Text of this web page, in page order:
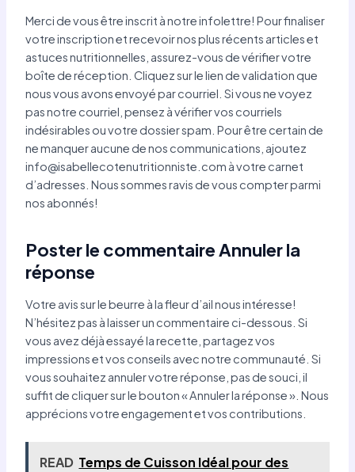
Merci de vous être inscrit à notre infolettre! Pour finaliser
votre inscription et recevoir nos plus récents articles et
astuces nutritionnelles, assurez-vous de vérifier votre
boîte de réception. Cliquez sur le lien de validation que
nous vous avons envoyé par courriel. Si vous ne voyez
pas notre courriel, pensez à vérifier vos courriels
indésirables ou votre dossier spam. Pour être certain de
ne manquer aucune de nos communications, ajoutez
info@isabellecotenutritionniste.com à votre carnet
d’adresses. Nous sommes ravis de vous compter parmi
nos abonnés!
Poster le commentaire Annuler la
réponse
Votre avis sur le beurre à la fleur d’ail nous intéresse!
N’hésitez pas à laisser un commentaire ci-dessous. Si
vous avez déjà essayé la recette, partagez vos
impressions et vos conseils avec notre communauté. Si
vous souhaitez annuler votre réponse, pas de souci, il
suffit de cliquer sur le bouton « Annuler la réponse ». Nous
apprécions votre engagement et vos contributions.
READ Temps de Cuisson Idéal pour des